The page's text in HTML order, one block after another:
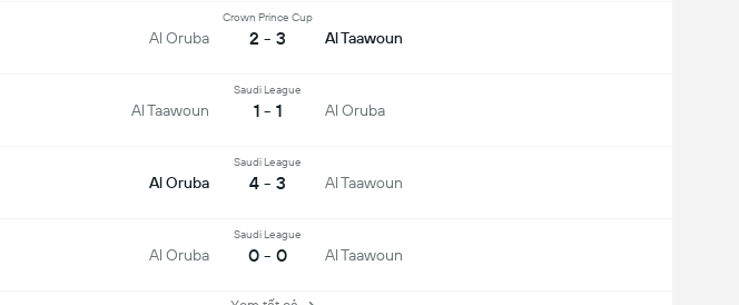
Al Oruba
Crown Prince Cup
2 - 3 Al Taawoun
Al Taawoun
Saudi League
1 - 1 Al Oruba
Al Oruba
Saudi League
4 - 3 Al Taawoun
Al Oruba
Saudi League
0 - 0 Al Taawoun